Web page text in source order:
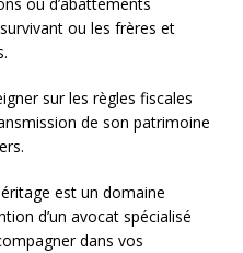
ou d’abattements
ou les frères et
sur les règles fiscales
de son patrimoine
est un domaine
d’un avocat spécialisé
dans vos